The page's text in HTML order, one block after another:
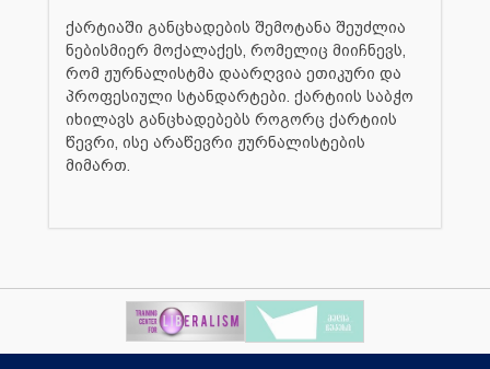
ქარტიაში განცხადების შემოტანა შეუძლია
ნებისმიერ მოქალაქეს, რომელიც მიიჩნევს,
რომ ჟურნალისტმა დაარღვია ეთიკური და
პროფესიული სტანდარტები. ქარტიის საბჭო
იხილავს განცხადებებს როგორც ქარტიის
წევრი, ისე არაწევრი ჟურნალისტების
მიმართ.